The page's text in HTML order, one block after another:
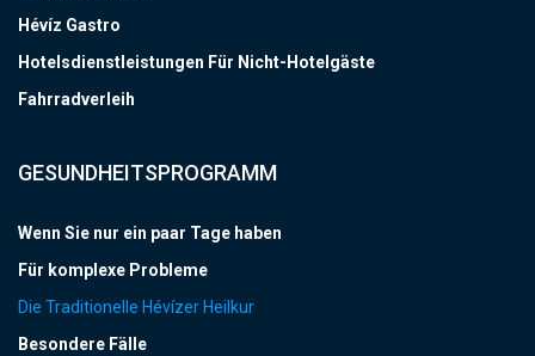
Hévíz Gastro
Hotelsdienstleistungen Für Nicht-Hotelgäste
Fahrradverleih
GESUNDHEITSPROGRAMM
Wenn Sie nur ein paar Tage haben
Für komplexe Probleme
Die Traditionelle Hévízer Heilkur
Besondere Fälle